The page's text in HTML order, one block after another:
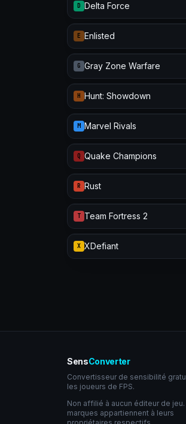
D Delta Force
E Enlisted
G Gray Zone Warfare
H Hunt: Showdown
M Marvel Rivals
Q Quake Champions
R Rust
T Team Fortress 2
X XDefiant
SensConverter
Convertisseur de sensibilité
les joueurs de FPS.
Non affilié à aucun éditeur de jeu.
marques appartiennent à leurs